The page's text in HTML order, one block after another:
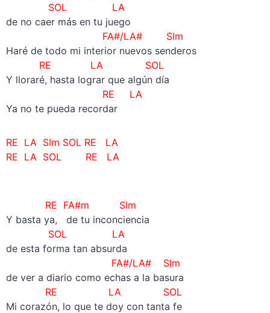
SOL
LA
de no caer más en tu juego
FA#/LA# SIm
Haré de todo mi interior nuevos senderos
RE LA
SOL
Y lloraré, hasta lograr que algún día
RE LA
Ya no te pueda recordar
RE LA SIm SOL RE LA
RE LA SOL RE LA
RE FA#m SIm
Y basta ya, de tu inconciencia
SOL
LA
de esta forma tan absurda
FA#/LA# SIm
de ver a diario como echas a la basura
RE LA
SOL
Mi corazón, lo que te doy con tanta fe